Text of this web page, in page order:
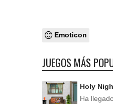
Emoticon
JUEGOS MÁS
Holy
Ha